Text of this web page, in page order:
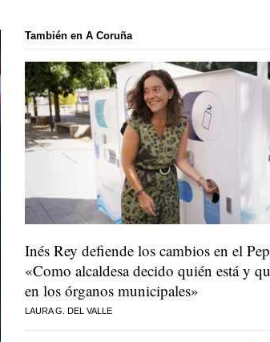
También en A Coruña
Inés Rey defiende los cambios en el
«Como alcaldesa decido quién está y
en los órganos municipales»
LAURA G. DEL VALLE